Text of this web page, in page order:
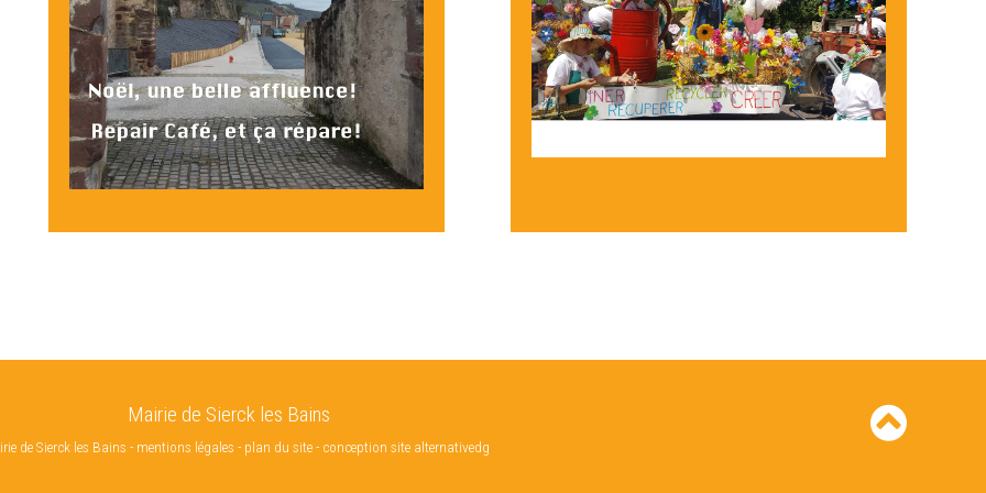
Mairie de Sierck les Bains
de Sierck les Bains - mentions légales - plan du site- conception site alternativedg